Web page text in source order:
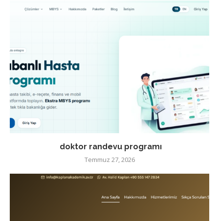
doktor randevu programı
Temmuz 27, 2026